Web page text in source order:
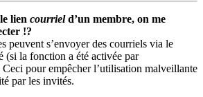
lien courrield’un membre, on me
!?
peuvent s’envoyer des courriels via le
(si la fonction a été activée par
Ceci pour empêcher l’utilisation malveillante
par les invités.